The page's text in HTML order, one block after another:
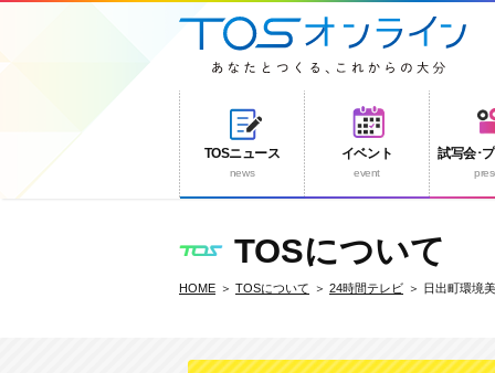
TOSニュース
news
イベント
event
試写会･
TOSについて
HOME TOSについて 24時間テレビ 日出町環境